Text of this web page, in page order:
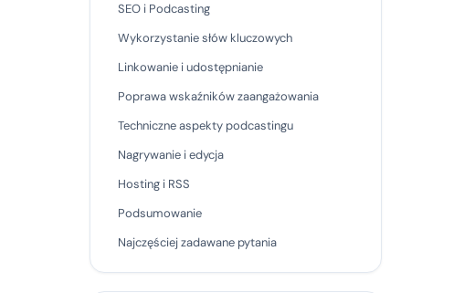
SEO i Podcasting
Wykorzystanie słów kluczowych
Linkowanie i udostępnianie
Poprawa wskaźników zaangażowania
Techniczne aspekty podcastingu
Nagrywanie i edycja
Hosting i RSS
Podsumowanie
Najczęściej zadawane pytania